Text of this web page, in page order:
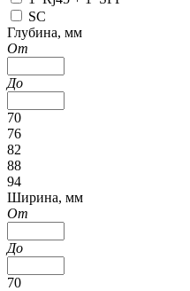
SC
Глубина, мм
От
До
70
76
82
88
94
Ширина, мм
От
До
70